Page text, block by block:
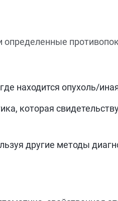
находится опухоль/
которая
другие методы